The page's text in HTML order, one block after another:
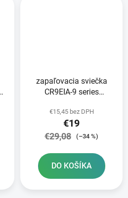
zapaľovacia sviečka
CR9EIA-9 series
€15,45 bez DPH
€19
€29,08 (–34 %)
DO KOŠÍKA